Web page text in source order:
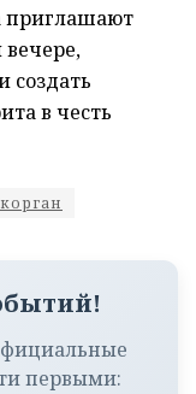
приглашают
создать
в честь
первыми: